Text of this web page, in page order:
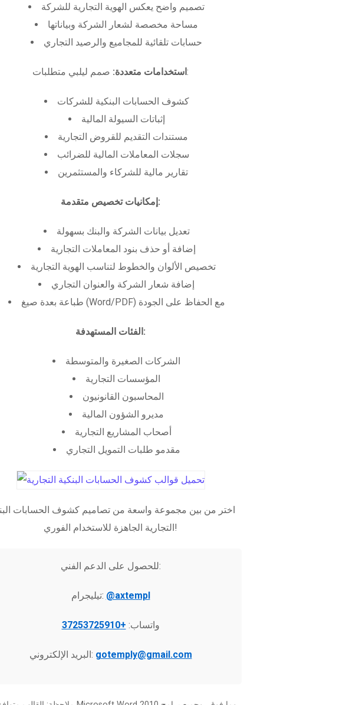
تصميم واضح يعكس الهوية التجارية للشركة
مساحة مخصصة لشعار الشركة وبياناتها
حسابات تلقائية للمجاميع والرصيد التجاري
استخدامات متعددة:صمم ليلبي متطلبات:
كشوف الحسابات البنكية للشركات
إثباتات السيولة المالية
مستندات التقديم للقروض التجارية
سجلات المعاملات المالية للضرائب
تقارير مالية للشركاء والمستثمرين
إمكانيات تخصيص متقدمة:
تعديل بيانات الشركة والبنك بسهولة
إضافة أو حذف بنود المعاملات التجارية
تخصيص الألوان والخطوط لتناسب الهوية التجارية
إضافة شعار الشركة والعنوان التجاري
طباعة بعدة صيغ (Word/PDF) مع الحفاظ على الجودة
الفئات المستهدفة:
الشركات الصغيرة والمتوسطة
المؤسسات التجارية
المحاسبون القانونيون
مديرو الشؤون المالية
أصحاب المشاريع التجارية
مقدمو طلبات التمويل التجاري
اختر من بين مجموعة واسعة من تصاميم كشوف الحسابات
التجارية الجاهزة للاستخدام الفوري!
للحصول على الدعم الفني:
تيليجرام: @axtempl
واتساب: +37253725910
البريد الإلكتروني: gotemply@gmail.com